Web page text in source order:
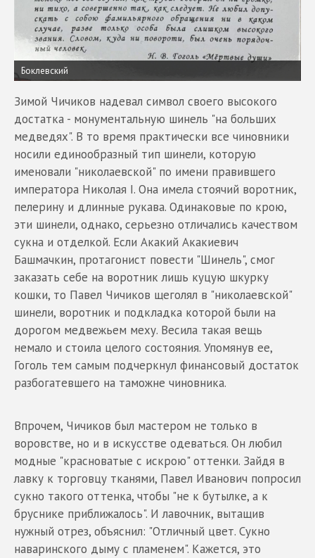
Боклевский
Зимой Чичиков надевал символ своего высокого
достатка - монументальную шинель "на больших
медведях". В то время практически все чиновники
носили единообразный тип шинели, которую
именовали "николаевской" по имени правившего
императора Николая I. Она имела стоячий воротник,
пелерину и длинные рукава. Одинаковые по крою,
эти шинели, однако, серьезно отличались качеством
сукна и отделкой. Если Акакий Акакиевич
Башмачкин, протагонист повести "Шинель", смог
заказать себе на воротник лишь куцую шкурку
кошки, то Павел Чичиков щеголял в "николаевской"
шинели, воротник и подкладка которой были на
дорогом медвежьем меху. Весила такая вещь
немало и стоила целого состояния. Упомянув ее,
Гоголь тем самым подчеркнул финансовый достаток
разбогатевшего на таможне чиновника.
Впрочем, Чичиков был мастером не только в
воровстве, но и в искусстве одеваться. Он любил
модные "красноватые с искрою" оттенки. Зайдя в
лавку к торговцу тканями, Павел Иванович попросил
сукно такого оттенка, чтобы "не к бутылке, а к
бруснике приближалось". И лавочник, вытащив
нужный отрез, объяснил: "Отличный цвет. Сукно
наваринского дыму с пламенем". Кажется, это